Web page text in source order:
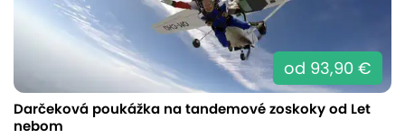
od 93,90 €
Darčeková poukážka na tandemové zoskoky od Let
nebom